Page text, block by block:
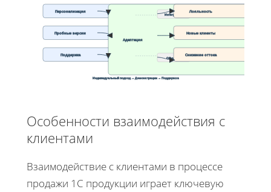
Персонализация
Пробные версии
Поддержка
Адаптация
Интеграция
Обучение
Лояльность
Новые клиенты
Снижение оттока
Индивидуальный подход → Демонстрации → Поддержка
Особенности взаимодействия с
клиентами
Взаимодействие с клиентами в процессе
продажи 1С продукции играет ключевую